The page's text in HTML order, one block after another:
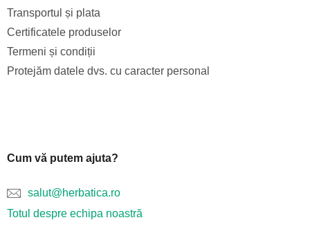
Transportul și plata
Certificatele produselor
Termeni și condiții
Protejăm datele dvs. cu caracter personal
Cum vă putem ajuta?
salut@herbatica.ro
Totul despre echipa noastră